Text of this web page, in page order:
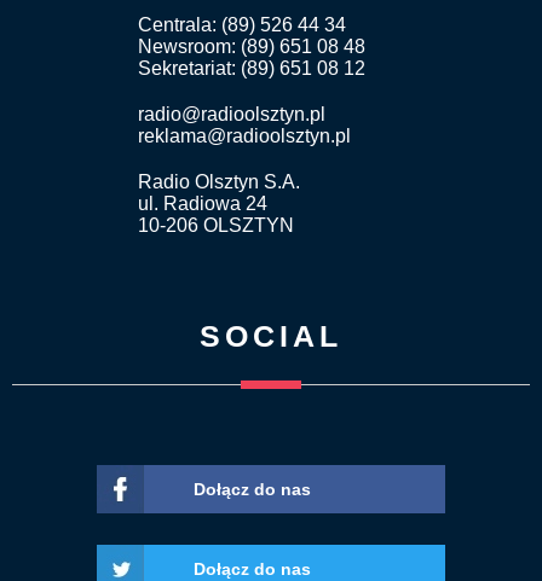
Centrala: (89) 526 44 34
Newsroom: (89) 651 08 48
Sekretariat: (89) 651 08 12
radio@radioolsztyn.pl
reklama@radioolsztyn.pl
Radio Olsztyn S.A.
ul. Radiowa 24
10-206 OLSZTYN
SOCIAL
Dołącz do nas
Dołącz do nas